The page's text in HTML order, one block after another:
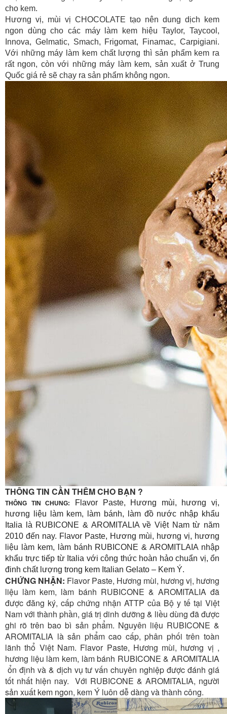
cho kem.
Hương vị, mùi vị CHOCOLATE tạo nên dung dịch kem
ngon dùng cho các máy làm kem hiệu Taylor, Taycool,
Innova, Gelmatic, Smach, Frigomat, Finamac, Carpigiani.
Với những máy làm kem chất lượng thì sản phẩm kem ra
rất ngon, còn với những máy làm kem, sản xuất ở Trung
Quốc giá rẻ sẽ chạy ra sản phẩm không ngon.
THÔNG TIN CẦN THÊM CHO BẠN ?
THÔNG TIN CHUNG:
Flavor Paste, Hương mùi, hương vị,
hương liệu làm kem, làm bánh, làm đồ nước nhập khẩu
Italia là RUBICONE & AROMITALIA về Việt Nam từ năm
2010 đến nay. Flavor Paste, Hương mùi, hương vị, hương
liệu làm kem, làm bánh RUBICONE & AROMITLAIA nhập
khẩu trực tiếp từ Italia với công thức hoàn hảo chuẩn vị, ổn
đinh chất lượng trong kem Italian Gelato – Kem Ý.
CHỨNG NHẬN: Flavor Paste, Hương mùi, hương vị, hương
liệu làm kem, làm bánh RUBICONE & AROMITALIA đã
được đăng ký, cấp chứng nhận ATTP của Bộ y tế tại Việt
Nam với thành phần, giá trị dinh dưỡng & liều dùng đã được
ghi rõ trên bao bì sản phẩm. Nguyên liệu RUBICONE &
AROMITALIA là sản phẩm cao cấp, phân phối trên toàn
lãnh thổ Việt Nam. Flavor Paste, Hương mùi, hương vị ,
hương liệu làm kem, làm bánh RUBICONE & AROMITALIA
ổn định và & dịch vụ tư vấn chuyên nghiệp được đánh giá
tốt nhất hiện nay. Với RUBICONE & AROMITALIA, người
sản xuất kem ngon, kem Ý luôn dễ dàng và thành công.